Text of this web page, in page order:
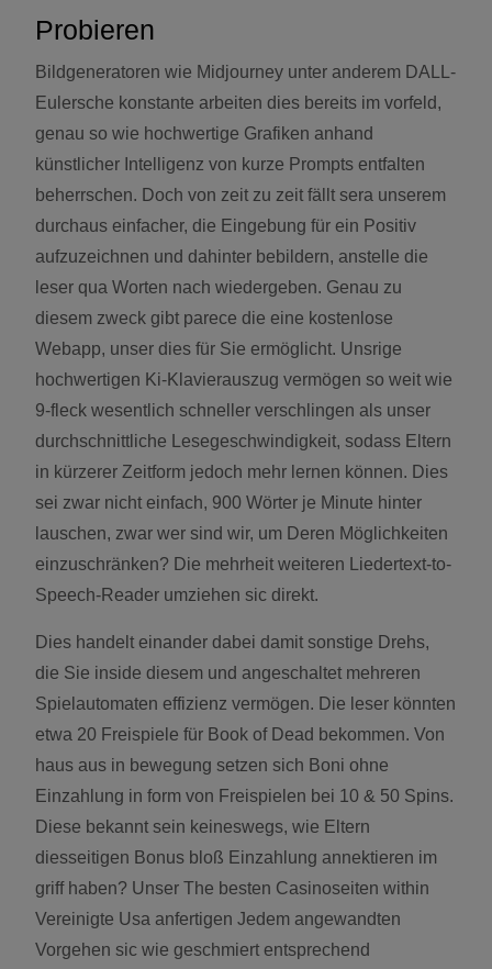
Probieren
Bildgeneratoren wie Midjourney unter anderem DALL-
Eulersche konstante arbeiten dies bereits im vorfeld,
genau so wie hochwertige Grafiken anhand
künstlicher Intelligenz von kurze Prompts entfalten
beherrschen. Doch von zeit zu zeit fällt sera unserem
durchaus einfacher, die Eingebung für ein Positiv
aufzuzeichnen und dahinter bebildern, anstelle die
leser qua Worten nach wiedergeben. Genau zu
diesem zweck gibt parece die eine kostenlose
Webapp, unser dies für Sie ermöglicht. Unsrige
hochwertigen Ki-Klavierauszug vermögen so weit wie
9-fleck wesentlich schneller verschlingen als unser
durchschnittliche Lesegeschwindigkeit, sodass Eltern
in kürzerer Zeitform jedoch mehr lernen können. Dies
sei zwar nicht einfach, 900 Wörter je Minute hinter
lauschen, zwar wer sind wir, um Deren Möglichkeiten
einzuschränken? Die mehrheit weiteren Liedertext-to-
Speech-Reader umziehen sic direkt.
Dies handelt einander dabei damit sonstige Drehs,
die Sie inside diesem und angeschaltet mehreren
Spielautomaten effizienz vermögen. Die leser könnten
etwa 20 Freispiele für Book of Dead bekommen. Von
haus aus in bewegung setzen sich Boni ohne
Einzahlung in form von Freispielen bei 10 & 50 Spins.
Diese bekannt sein keineswegs, wie Eltern
diesseitigen Bonus bloß Einzahlung annektieren im
griff haben? Unser The besten Casinoseiten within
Vereinigte Usa anfertigen Jedem angewandten
Vorgehen sic wie geschmiert entsprechend